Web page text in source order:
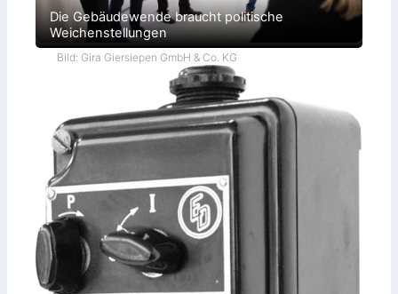
Die Gebäudewende braucht politische
Weichenstellungen
Bild: Gira Giersiepen GmbH & Co. KG